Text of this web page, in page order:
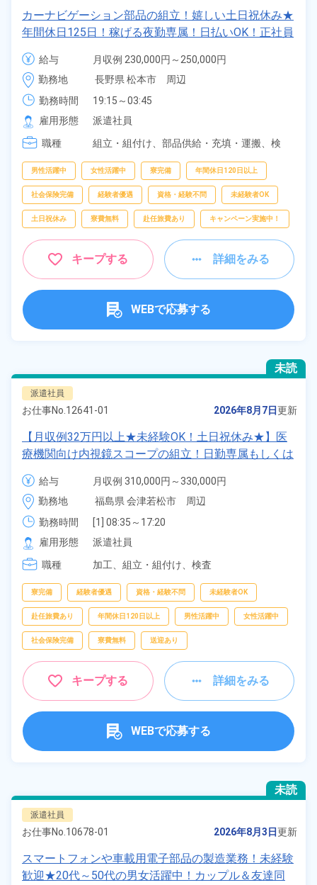
カーナビゲーション部品の組立！嬉しい土日祝休み★
年間休日125日！稼げる夜勤専属！日払いOK！正社員
登用制度あり！マイカー通勤OK！《長野県松本市》
給与
月収例 230,000円～250,000円
時給 1,230円～1,230円
勤務地
長野県 松本市　周辺
勤務時間
19:15～03:45
雇用形態
派遣社員
職種
組立・組付け、 部品供給・充填・運搬、 検
男性活躍中 女性活躍中 寮完備 年間休日120日以上
社会保険完備 経験者優遇 資格・経験不問 未経験者OK
土日祝休み 寮費無料 赴任旅費あり キャンペーン実施中！
キープする 詳細をみる
WEBで応募する
未読
派遣社員
お仕事No. 12641-01 2026年8月7日更新
【月収例32万円以上★未経験OK！土日祝休み★】医
療機関向け内視鏡スコープの組立！日勤専属もしくは
2交替勤務選択可★年間休日120日★ワンルーム寮完
備！通勤ラクラク無料送迎あり◎20代～40代の男女
活躍中！マイカー通勤OK◎無料駐車場あり★赴任旅
費会社負担！日払いあり◎空調完備で快適作業★《福
島県会津若松市》
給与
月収例 310,000円～330,000円
時給 1,600円～1,600円
勤務地
福島県 会津若松市　周辺
勤務時間
[1] 08:35～17:20
[2] 16:55～01:40
[3] 00:30～09:35
雇用形態
派遣社員
職種
加工、 組立・組付け、 検査
寮完備 経験者優遇 資格・経験不問 未経験者OK
赴任旅費あり 年間休日120日以上 男性活躍中 女性活躍中
社会保険完備 寮費無料 送迎あり
キープする 詳細をみる
WEBで応募する
未読
派遣社員
お仕事No. 10678-01 2026年8月3日更新
スマートフォンや車載用電子部品の製造業務！未経験
歓迎★20代～50代の男女活躍中！カップル＆友達同